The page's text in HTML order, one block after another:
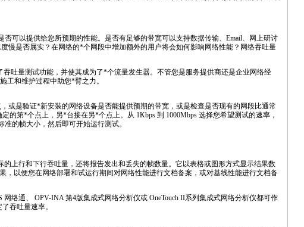
否可以提供给您所预期的性能。是否有足够的带宽可以支持数据传输、Email、网上研讨
慢是否属实？在网络的*个网段中增加额外的用户将会如何影响网络性能？网络吞吐量
吞吐量测试功能，并使其成为了*个流量发生器。不管您是服务提供商还是企业网络经
工和维护过程中助您*臂之力。
或是验证*新安装的网络设备是否能提供预期的带宽，或是检查是否现有的网段比通常
定的第*个点上，另*台接在另*个点上。从 1Kbps 到 1000Mbps 选择您希望测试的速率，
准的帧大小，然后即可开始运行测试。
的上行和下行吞吐量，还将报告发出和丢失的帧数量。它以表格或图形方式显示结果数
，以便您在网络部署和试运行期间对网络性能进行文档备案，或对基线性能进行文档备
络通、 OPV-INA 第4版集成式网络分析仪或 OneTouch II系列集成式网络分析仪都可作
吞吐量速率。